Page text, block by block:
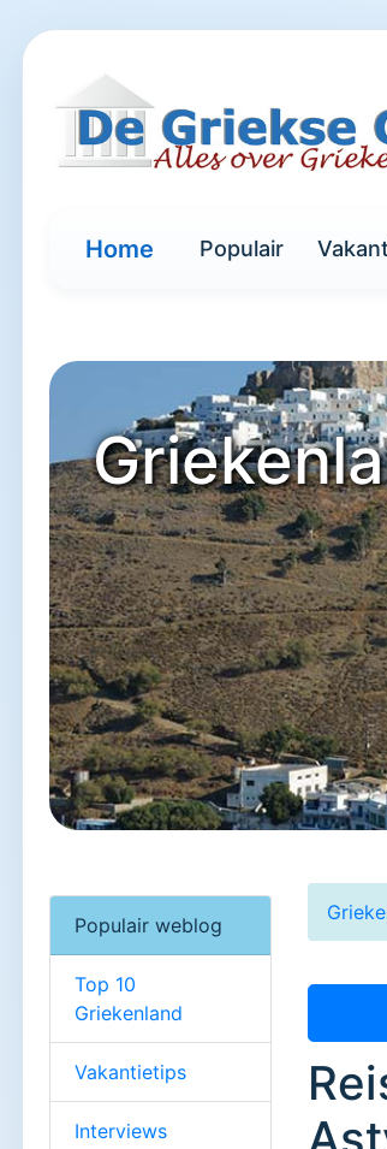
Home Populair
Populair weblog
Top 10
Griekenland
Vakantietips
Interviews